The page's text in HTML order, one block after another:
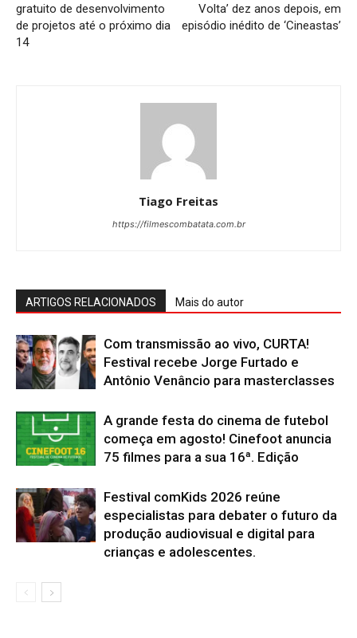
gratuito de desenvolvimento
de projetos até o próximo dia
14
Volta’ dez anos depois, em
episódio inédito de ‘Cineastas’
Tiago Freitas
https://filmescombatata.com.br
ARTIGOS RELACIONADOS Mais do autor
Com transmissão ao vivo, CURTA!
Festival recebe Jorge Furtado e
Antônio Venâncio para masterclasses
A grande festa do cinema de futebol
começa em agosto! Cinefoot anuncia
75 filmes para a sua 16ª. Edição
Festival comKids 2026 reúne
especialistas para debater o futuro da
produção audiovisual e digital para
crianças e adolescentes.